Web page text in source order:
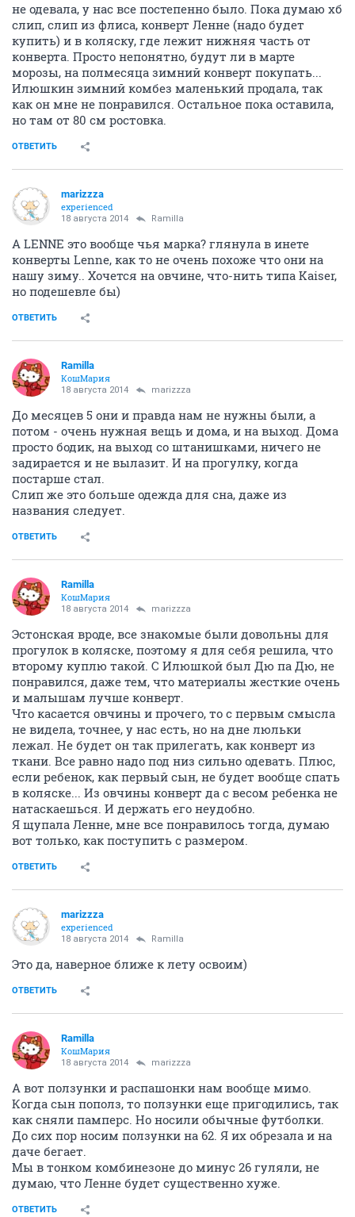
не одевала, у нас все постепенно было. Пока думаю хб
слип, слип из флиса, конверт Ленне (надо будет
купить) и в коляску, где лежит нижняя часть от
конверта. Просто непонятно, будут ли в марте
морозы, на полмесяца зимний конверт покупать...
Илюшкин зимний комбез маленький продала, так
как он мне не понравился. Остальное пока оставила,
но там от 80 см ростовка.
ОТВЕТИТЬ
marizzza
experienced
18 августа 2014 Ramilla
А LENNE это вообще чья марка? глянула в инете
конверты Lenne, как то не очень похоже что они на
нашу зиму.. Хочется на овчине, что-нить типа Kaiser,
но подешевле бы)
ОТВЕТИТЬ
Ramilla
КошМария
18 августа 2014 marizzza
До месяцев 5 они и правда нам не нужны были, а
потом - очень нужная вещь и дома, и на выход. Дома
просто бодик, на выход со штанишками, ничего не
задирается и не вылазит. И на прогулку, когда
постарше стал.
Слип же это больше одежда для сна, даже из
названия следует.
ОТВЕТИТЬ
Ramilla
КошМария
18 августа 2014 marizzza
Эстонская вроде, все знакомые были довольны для
прогулок в коляске, поэтому я для себя решила, что
второму куплю такой. С Илюшкой был Дю па Дю, не
понравился, даже тем, что материалы жесткие очень
и малышам лучше конверт.
Что касается овчины и прочего, то с первым смысла
не видела, точнее, у нас есть, но на дне люльки
лежал. Не будет он так прилегать, как конверт из
ткани. Все равно надо под низ сильно одевать. Плюс,
если ребенок, как первый сын, не будет вообще спать
в коляске... Из овчины конверт да с весом ребенка не
натаскаешься. И держать его неудобно.
Я щупала Ленне, мне все понравилось тогда, думаю
вот только, как поступить с размером.
ОТВЕТИТЬ
marizzza
experienced
18 августа 2014 Ramilla
Это да, наверное ближе к лету освоим)
ОТВЕТИТЬ
Ramilla
КошМария
18 августа 2014 marizzza
А вот ползунки и распашонки нам вообще мимо.
Когда сын пополз, то ползунки еще пригодились, так
как сняли памперс. Но носили обычные футболки.
До сих пор носим ползунки на 62. Я их обрезала и на
даче бегает.
Мы в тонком комбинезоне до минус 26 гуляли, не
думаю, что Ленне будет существенно хуже.
ОТВЕТИТЬ